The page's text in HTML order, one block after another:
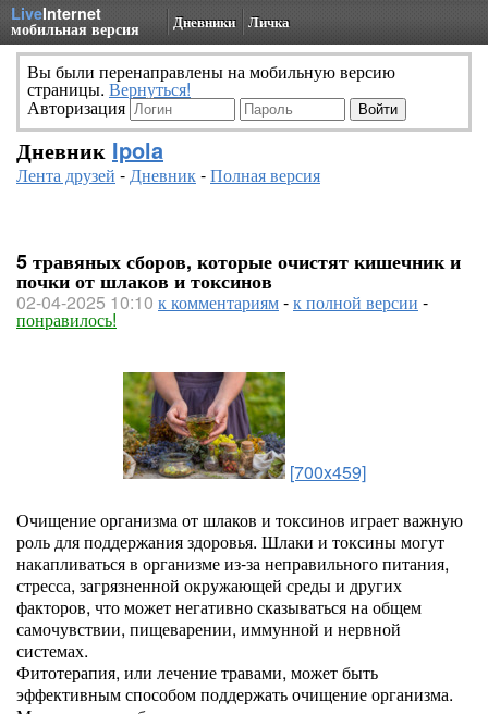
LiveInternet
мобильная версия Дневники Личка
Вы были перенаправлены на мобильную версию
страницы. Вернуться!
Авторизация
Дневник Ipola
Лента друзей -Дневник-Полная версия
5 травяных сборов, которые очистят кишечник и
почки от шлаков и токсинов
02-04-2025 10:10 к комментариям-к полной версии -
понравилось!
[700x459]
Очищение организма от шлаков и токсинов играет важную
роль для поддержания здоровья. Шлаки и токсины могут
накапливаться в организме из-за неправильного питания,
стресса, загрязненной окружающей среды и других
факторов, что может негативно сказываться на общем
самочувствии, пищеварении, иммунной и нервной
системах.
Фитотерапия, или лечение травами, может быть
эффективным способом поддержать очищение организма.